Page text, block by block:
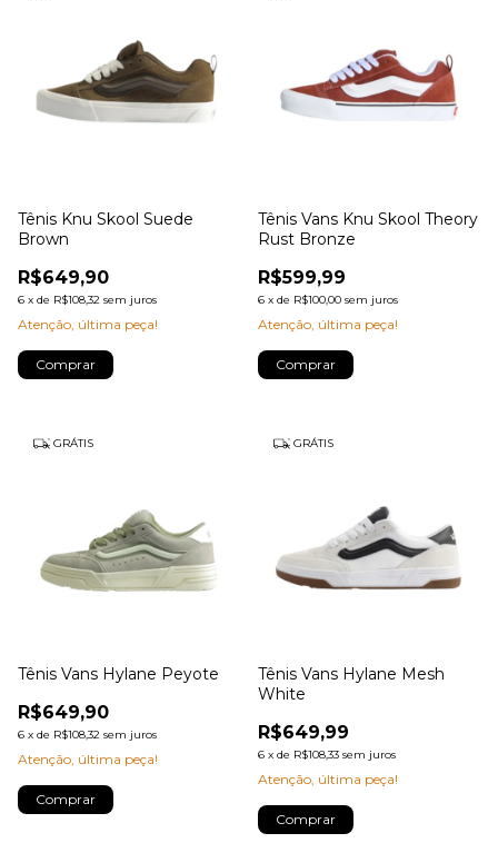
Tênis Knu Skool Suede
Brown
R$649,90
6 x de R$108,32 sem juros
Atenção, última peça!
Comprar
Tênis Vans Knu Skool Theory
Rust Bronze
R$599,99
6 x de R$100,00 sem juros
Atenção, última peça!
Comprar
GRÁTIS
Tênis Vans Hylane Peyote
R$649,90
6 x de R$108,32 sem juros
Atenção, última peça!
Comprar
GRÁTIS
Tênis Vans Hylane Mesh
White
R$649,99
6 x de R$108,33 sem juros
Atenção, última peça!
Comprar